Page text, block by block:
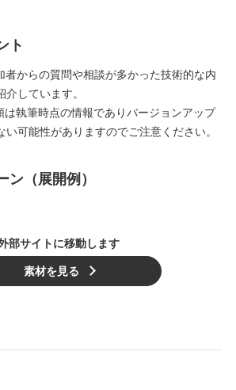
ト
からの質問や相談が多かった技術的な内
しています。
執筆時点の情報でありバージョンアップ
可能性がありますのでご注意ください。
（展開例）
部サイトに移動します
素材を見る